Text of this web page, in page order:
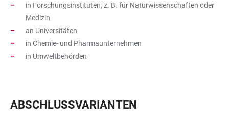
in Forschungsinstituten, z. B. für Naturwissenschaften oder
Medizin
an Universitäten
in Chemie- und Pharmaunternehmen
in Umweltbehörden
ABSCHLUSSVARIANTEN